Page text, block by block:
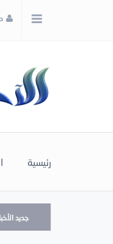
رئيسية
جديد